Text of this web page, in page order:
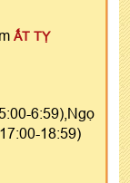
ẤT TỴ
6:59),Ngọ
18:59)